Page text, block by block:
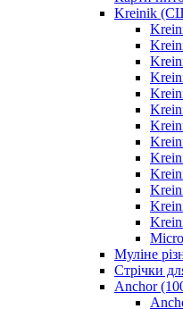
Kreinik
Муліне
Стрічки
Anchor